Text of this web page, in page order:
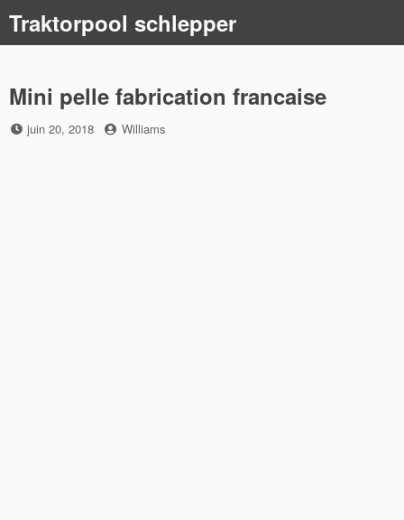
content
Traktorpool schlepper
Mini pelle fabrication francaise
Posted
juin 20, 2018 by
Williams